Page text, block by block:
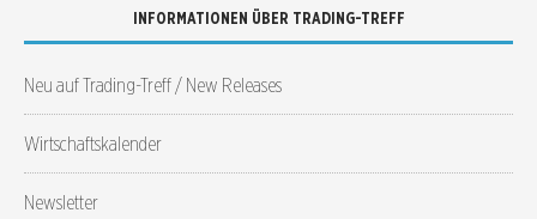
INFORMATIONEN ÜBER TRADING-TREFF
Neu auf Trading-Treff / New Releases
Wirtschaftskalender
Newsletter